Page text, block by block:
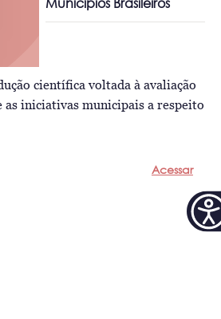
Municípios Brasileiros
científica voltada à avaliação
as iniciativas municipais a respeito
Acessar